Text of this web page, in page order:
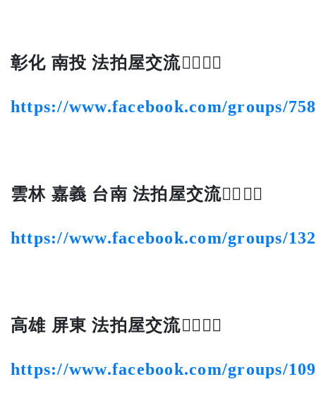
彰化 南投 法拍屋交流👍🏻👍🏻
https://www.facebook.com/groups/
雲林 嘉義 台南 法拍屋交流👍🏻👍🏻
https://www.facebook.com/groups/
高雄 屏東 法拍屋交流👍🏻👍🏻
https://www.facebook.com/groups/